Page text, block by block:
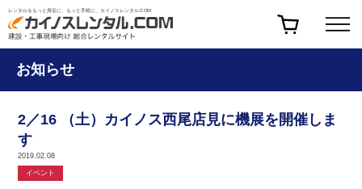
レンタルをもっと身近に、もっと手軽に、カイノスレンタル.COM
お知らせ
2／16 （土）カイノス西尾店見に機展を開催しま
す
2019.02.08
イベント